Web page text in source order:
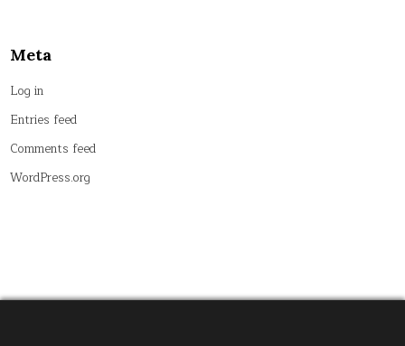
Meta
Log in
Entries feed
Comments feed
WordPress.org